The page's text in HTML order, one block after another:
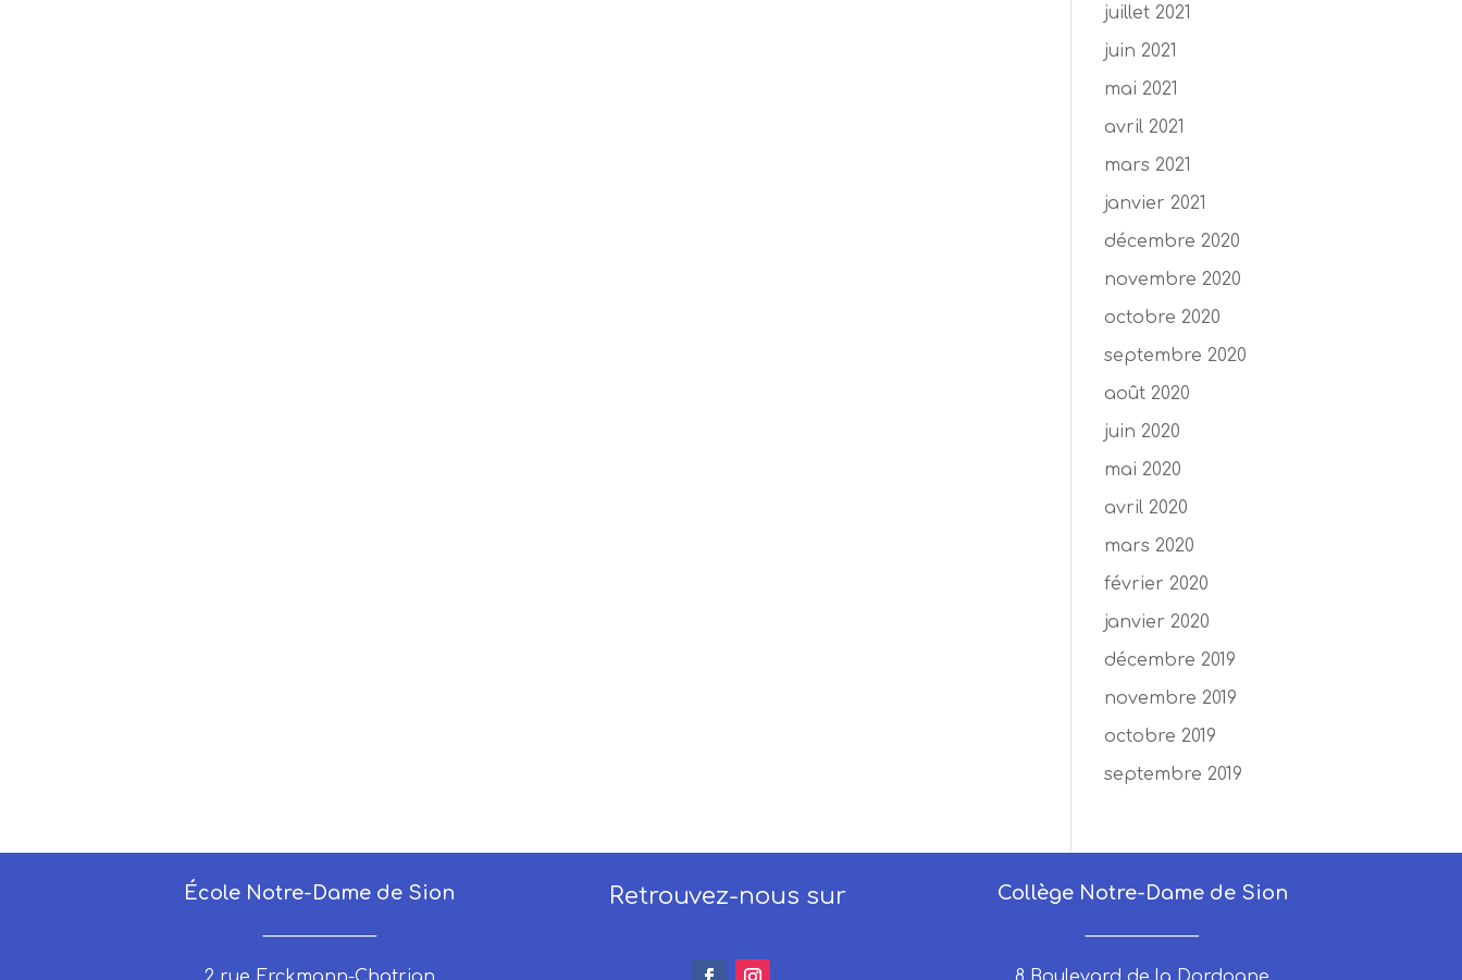
juillet 2021
juin 2021
mai 2021
avril 2021
mars 2021
janvier 2021
décembre 2020
novembre 2020
octobre 2020
septembre 2020
août 2020
juin 2020
mai 2020
avril 2020
mars 2020
février 2020
janvier 2020
décembre 2019
novembre 2019
octobre 2019
septembre 2019
École Notre-Dame de Sion Retrouvez-nous sur Collège Notre-Dame de Sion